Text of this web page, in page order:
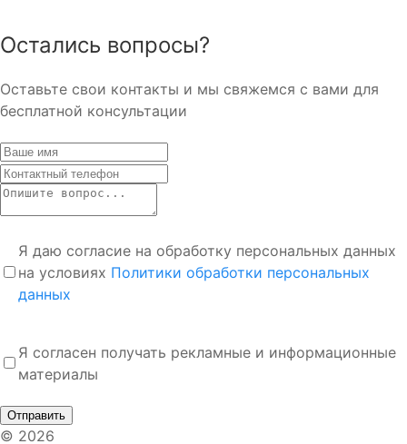
Остались вопросы?
Оставьте свои контакты и мы свяжемся с вами для
бесплатной консультации
Я даю согласие на обработку персональных данных
на условиях Политики обработки персональных
данных
Я согласен получать рекламные и информационные
материалы
Отправить
© 2026